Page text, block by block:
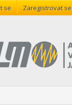
se Zaregistrovat se